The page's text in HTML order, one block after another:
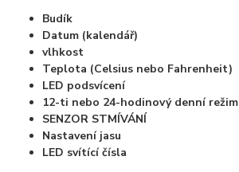
Budík
Datum (kalendář)
vlhkost
Teplota (Celsius nebo Fahrenheit)
LED podsvícení
12-ti nebo 24-hodinový denní režim
SENZOR STMÍVÁNÍ
Nastavení jasu
LED svítící čísla